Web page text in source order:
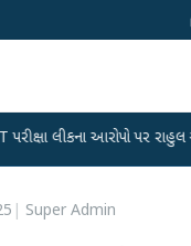
આરોપો પર રાહુલ ગાંધીએ
Super Admin